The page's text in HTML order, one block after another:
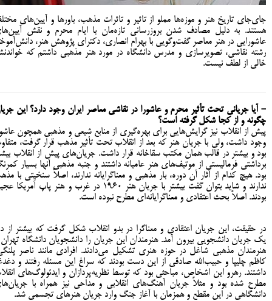
جای‌جای تاریخ هنر و موزه‌ها مملو از تاثیر و تاثرات مذهب، باورها و آیین‌های
هستند. به دلیل مصادف شدن بروزرسانی تازه‌مان با ایام محرم و نقش
عاشورایی در هنر معاصر گفت‌وگویی با بهرام انصاری، دکترای پژوهش هنر،
رشته نقاشی، تصویرسازی و مدرس دانشگاه در مورد هنر مذهبی داشتم که
خالی از لطف نیست.
- آیا جریانی تحت تأثیر محرم و عاشورا در نقاشی معاصر ایران وجود دارد؟ این
چگونه و از کجا شکل گرفته است؟
پیش از انقلاب نیز گرایش‌هایی برای بهره‌گیری از منابع شیعی و مذهبی همچون
وجود داشت، ولی با جریان هنر که بعد از انقلاب تحت تأثیر مذهب قرار گرفت،
بود و بیشتر در قالب همان مکتب سقاخانه قرار داشت. جریان‌های پیش از انقلاب
برداشتی فرمالیستی از موتیف‌های هنر عامیانه داشتند و جنبه مذهبی آنها بسیار
بود. هیچ کدام از آثار آن دوره، بار مذهبی و معناگرایانه ندارند، اصلاً سنخیتی با
ندارند و شاید بتوان گفت بیشتر با جریان هنر ۱۹۶۰ در غرب و هنر پاپ
بودند. اصلاً بحث اعتقادی و معناگرایانه‌ای مطرح نبوده است.
در حقیقت، این جریان اعتقادی و معناگرا در بدو انقلاب شکل گرفت که بیشتر از
یک جریان دانشجویی بیرون آمد. هنرمندان این جریان را دانشجویان دانشگاه
هنرمندان مذهبی شاغل در حوزه هنری تشکیل می‌دادند. افرادی مانند ناصر
کاظم چلیپا و حبیب‌الله صادقی از این دست بودند که سراغ این مسئله رفتند و
داشتند. رهرو این اشخاص، مباحثی بود که توسط نظریه‌پردازان و ایدئولوگ‌های
مطرح شده بود و مثلاً جریان آهنگ‌های انقلابی و مداحی نیز همراه با
دانشگاهی در این مقطع و همزمان با آغاز جنگ وارد جریان هنرهای تجسمی شد.